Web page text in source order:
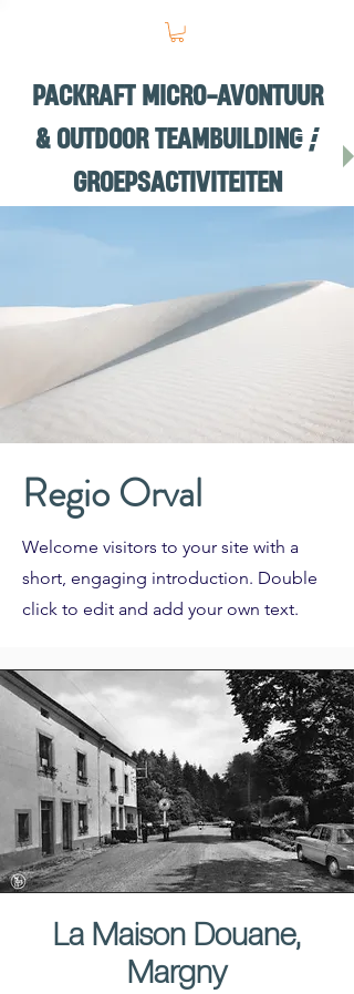
PACKRAFT MICRO-AVONTUUR
& OUTDOOR TEAMBUILDING /
GROEPSACTIVITEITEN
Regio Orval
Welcome visitors to your site with a
short, engaging introduction. Double
click to edit and add your own text.
La Maison Douane,
Margny